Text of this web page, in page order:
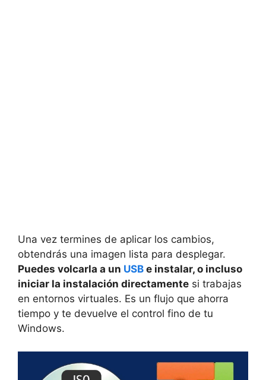
Una vez termines de aplicar los cambios,
obtendrás una imagen lista para desplegar.
Puedes volcarla a un USB e instalar, o incluso
iniciar la instalación directamente si trabajas
en entornos virtuales. Es un flujo que ahorra
tiempo y te devuelve el control fino de tu
Windows.